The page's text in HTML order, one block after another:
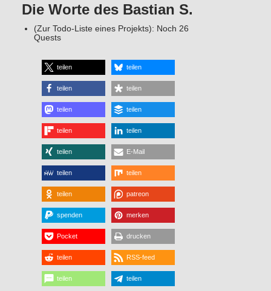
Die Worte des Bastian S.
(Zur Todo-Liste eines Projekts): Noch 26
Quests
teilen teilen
teilen teilen
teilen teilen
teilen teilen
teilen E-Mail
teilen teilen
teilen patreon
spenden merken
Pocket drucken
teilen RSS-feed
teilen teilen